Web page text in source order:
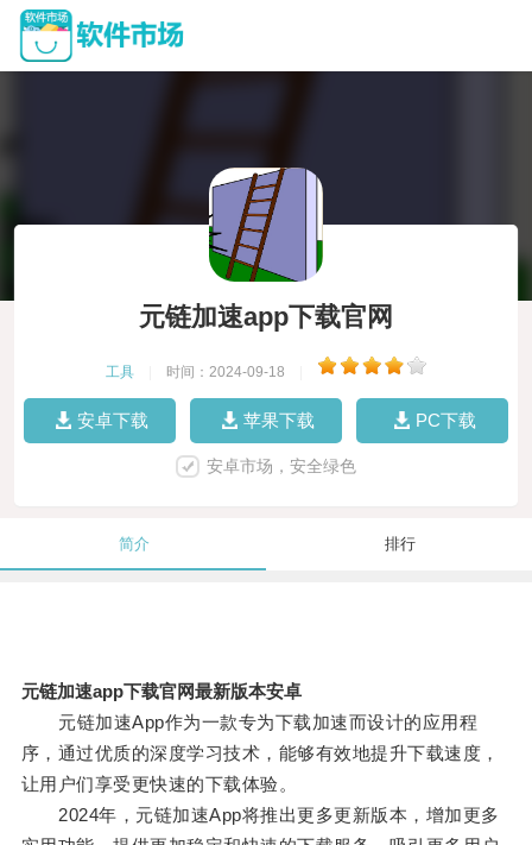
元链加速app下载官网
工具 时间：2024-09-18
安卓下载 苹果下载 PC下载
安卓市场，安全绿色
简介 排行
元链加速app下载官网最新版本安卓
元链加速App作为一款专为下载加速而设计的应用程
序，通过优质的深度学习技术，能够有效地提升下载速度，
让用户们享受更快速的下载体验。
2024年，元链加速App将推出更多更新版本，增加更多